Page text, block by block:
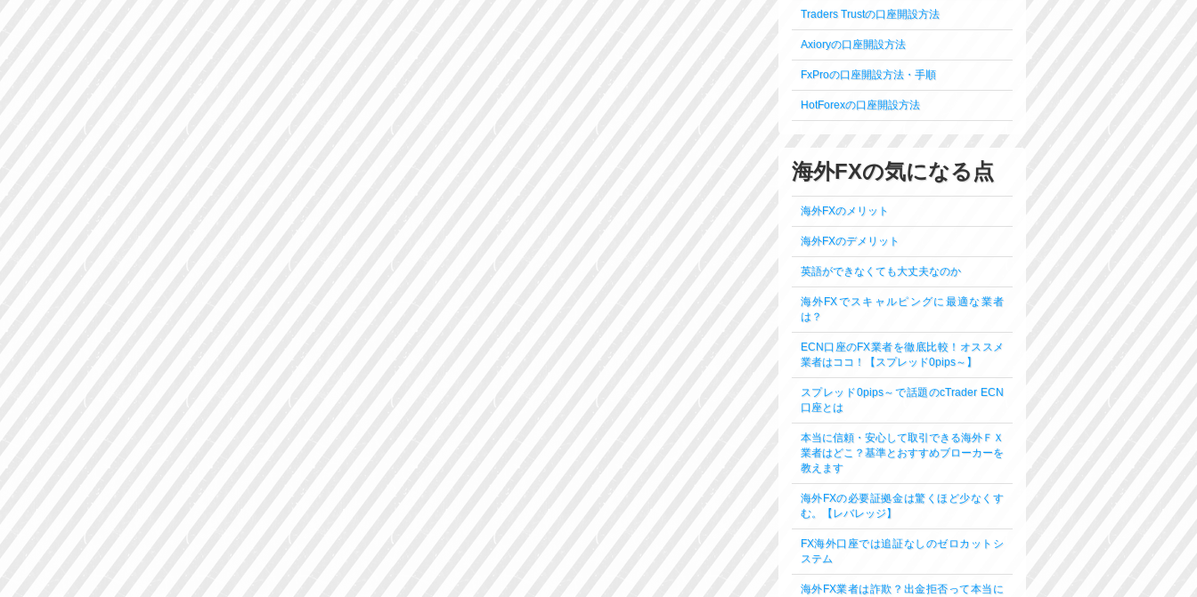
Traders Trustの口座開設方法
Axioryの口座開設方法
FxProの口座開設方法・手順
HotForexの口座開設方法
海外FXの気になる点
海外FXのメリット
海外FXのデメリット
英語ができなくても大丈夫なのか
海外FXでスキャルピングに最適な業者
は？
ECN口座のFX業者を徹底比較！オススメ
業者はココ！【スプレッド0pips～】
スプレッド0pips～で話題のcTrader ECN
口座とは
本当に信頼・安心して取引できる海外ＦＸ
業者はどこ？基準とおすすめブローカーを
教えます
海外FXの必要証拠金は驚くほど少なくす
む。【レバレッジ】
FX海外口座では追証なしのゼロカットシ
ステム
海外FX業者は詐欺？出金拒否って本当に